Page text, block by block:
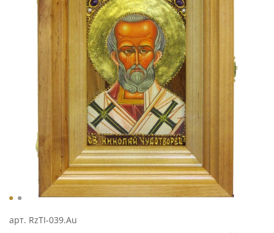
арт. RzTI-039.Au